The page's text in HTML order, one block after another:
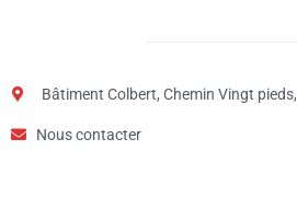
Bâtiment Colbert, Chemin Vingt
Nous contacter